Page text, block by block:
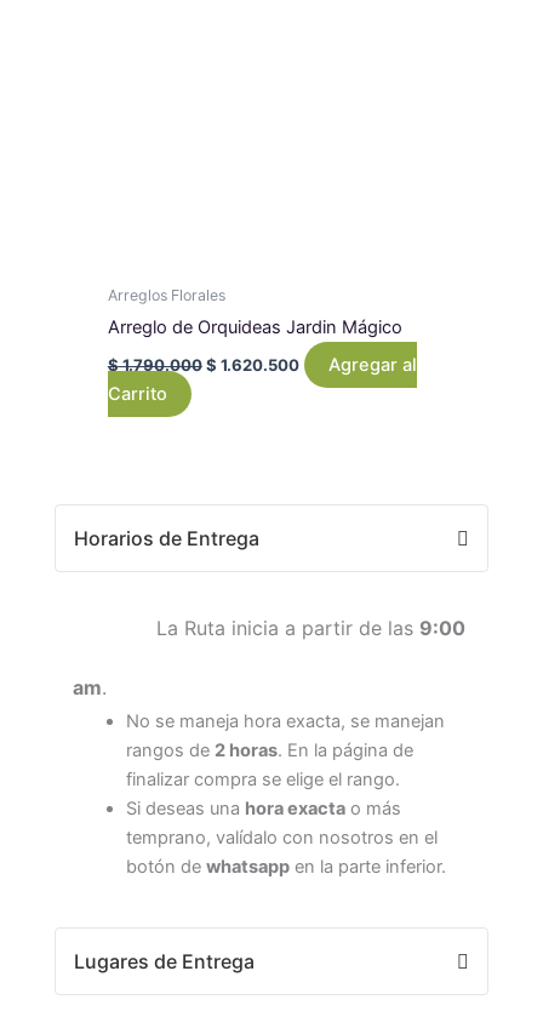
Arreglos Florales
Arreglo de Orquideas Jardin Mágico
$1.790.000 $ 1.620.500
Agregar al
Carrito
Horarios de Entrega
La Ruta inicia a partir de las 9:00
am.
No se maneja hora exacta, se manejan
rangos de 2 horas. En la página de
finalizar compra se elige el rango.
Si deseas una hora exactao más
temprano, valídalo con nosotros en el
botón de whatsappen la parte inferior.
Lugares de Entrega